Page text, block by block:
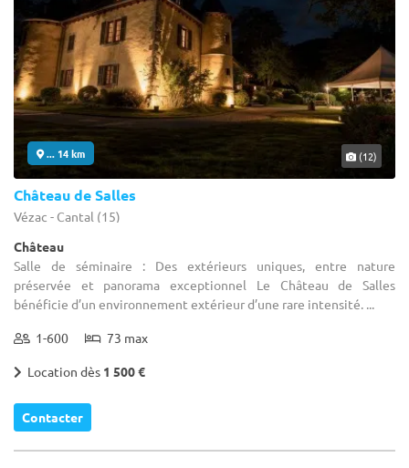
... 14 km (12)
Château de Salles
Vézac - Cantal (15)
Château
Salle de séminaire : Des extérieurs uniques, entre nature
préservée et panorama exceptionnel Le Château de Salles
bénéficie d’un environnement extérieur d’une rare intensité. ...
1-600 73 max
Location dès 1 500 €
Contacter